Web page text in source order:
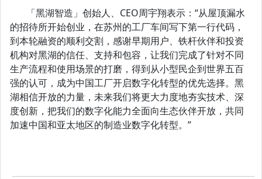
「黑湖智造」创始人、CEO周宇翔表示：“从屋顶漏水
的招待所开始创业，在苏州的工厂车间写下第一行代码，
到本轮融资的顺利交割，感谢早期用户、铁杆伙伴和投资
机构对黑湖的信任、支持和包容，让我们完成了针对不同
生产流程和使用场景的打磨，得到从小型民企到世界五百
强的认可，成为中国工厂开启数字化转型的优先选择。黑
湖相信开放的力量，未来我们将更大力度地夯实技术、深
度创新，把我们的数字化能力全面向生态伙伴开放，共同
加速中国和亚太地区的制造业数字化转型。”